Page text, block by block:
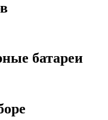
батареи